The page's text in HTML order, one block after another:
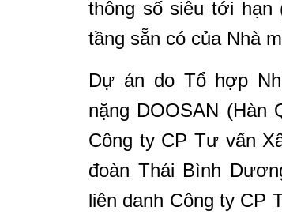
thông số siêu tới
tầng sẵn có của Nhà
Dự án do Tổ hợp
nặng DOOSAN (Hàn
Công ty CP Tư vấn
đoàn Thái Bình
liên danh Công ty CP